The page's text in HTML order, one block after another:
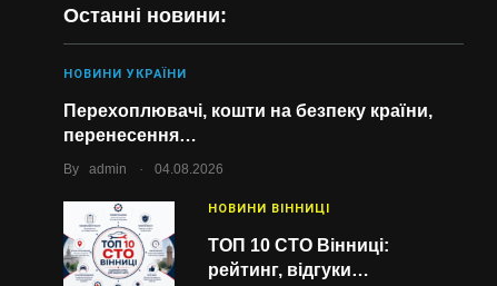
Останні новини:
НОВИНИ УКРАЇНИ
Перехоплювачі, кошти на безпеку країни,
перенесення…
By admin . 04.08.2026
НОВИНИ ВІННИЦІ
ТОП 10 СТО Вінниці:
рейтинг, відгуки…